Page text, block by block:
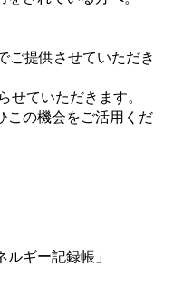
ご提供させていただき
せていただきます。
この機会をご活用くだ
ルギー記録帳」